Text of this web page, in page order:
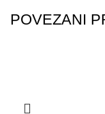
POVEZANI